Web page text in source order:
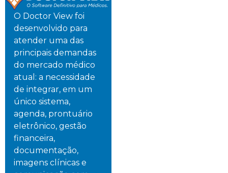
O Doctor View foi
desenvolvido para
atender uma das
principais demandas
do mercado médico
atual: a necessidade
de integrar, em um
único sistema,
agenda, prontuário
eletrônico, gestão
financeira,
documentação,
imagens clínicas e